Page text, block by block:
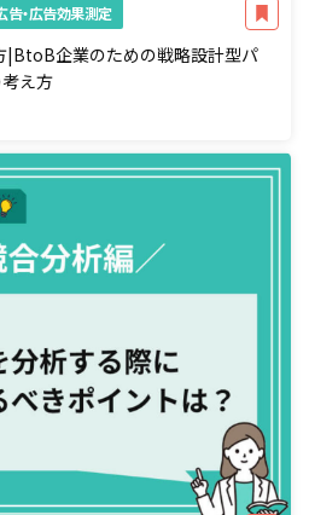
告・広告効果測定
|BtoB企業のための戦略設計型パ
え方